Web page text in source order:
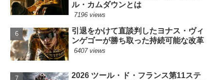
ル・カムダウンとは
7196 views
引退をかけて直談判したヨナス・ヴィ
ンゲゴーが勝ち取った持続可能な改革
6407 views
2026 ツール・ド・フランス第11ステ